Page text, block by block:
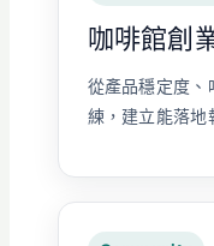
咖啡館創
從產品穩定度、
練，建立能落地